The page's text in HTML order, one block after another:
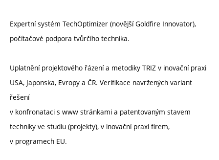
Expertní systém TechOptimizer (novější Goldfire Innovator),
počítačové podpora tvůrčího technika.
Uplatnění projektového řázení a metodiky TRIZ v inovační praxi
USA, Japonska, Evropy a ČR. Verifikace navržených variant
řešení
v konfronataci s www stránkami a patentovaným stavem
techniky ve studiu (projekty), v inovační praxi firem,
v programech EU.